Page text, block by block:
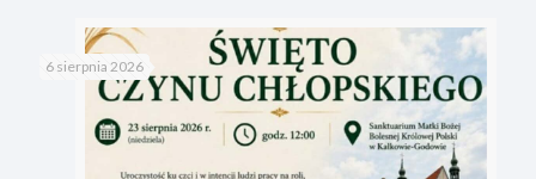
6 sierpnia 2026